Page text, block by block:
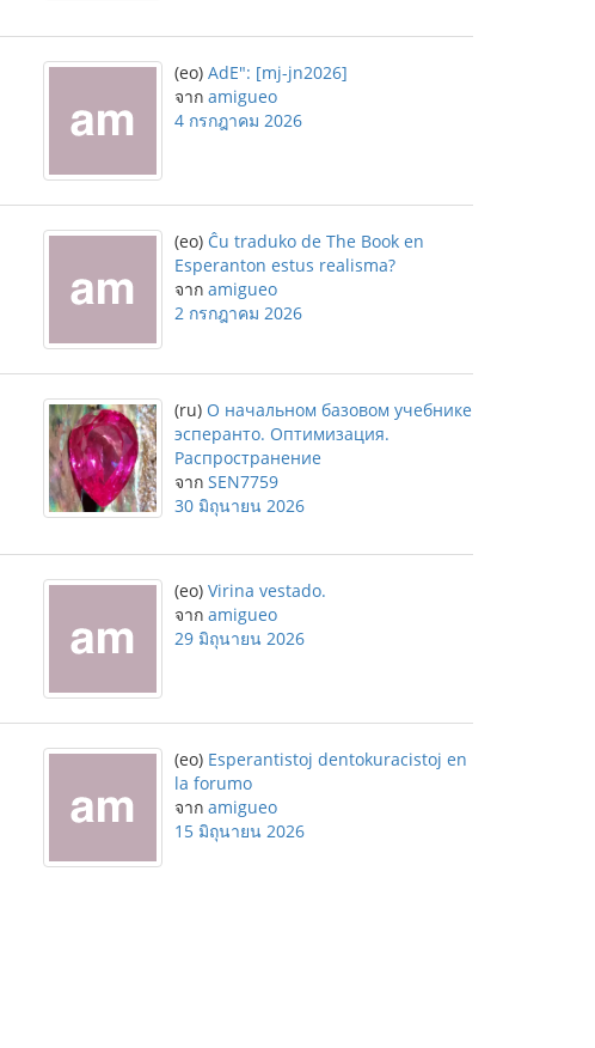
(eo) AdE": [mj-jn2026]
จาก amigueo
4 กรกฎาคม 2026
(eo) Ĉu traduko de The Book en
Esperanton estus realisma?
จาก amigueo
2 กรกฎาคม 2026
(ru) О начальном базовом учебнике
эсперанто. Оптимизация.
Распространение
จาก SEN7759
30 มิถุนายน 2026
(eo) Virina vestado.
จาก amigueo
29 มิถุนายน 2026
(eo) Esperantistoj dentokuracistoj en
la forumo
จาก amigueo
15 มิถุนายน 2026